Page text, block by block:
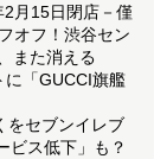
2月15日閉店－僅
オフ！渋谷セン
また消える
に「GUCCI旗艦
をセブンイレブ
ビス低下」も？